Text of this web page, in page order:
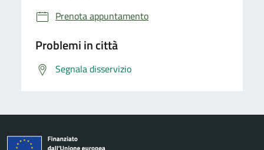
Prenota appuntamento
Problemi in città
Segnala disservizio